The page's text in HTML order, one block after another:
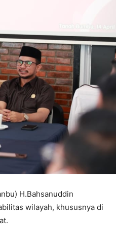
H.Bahsanuddin
wilayah, khususnya di